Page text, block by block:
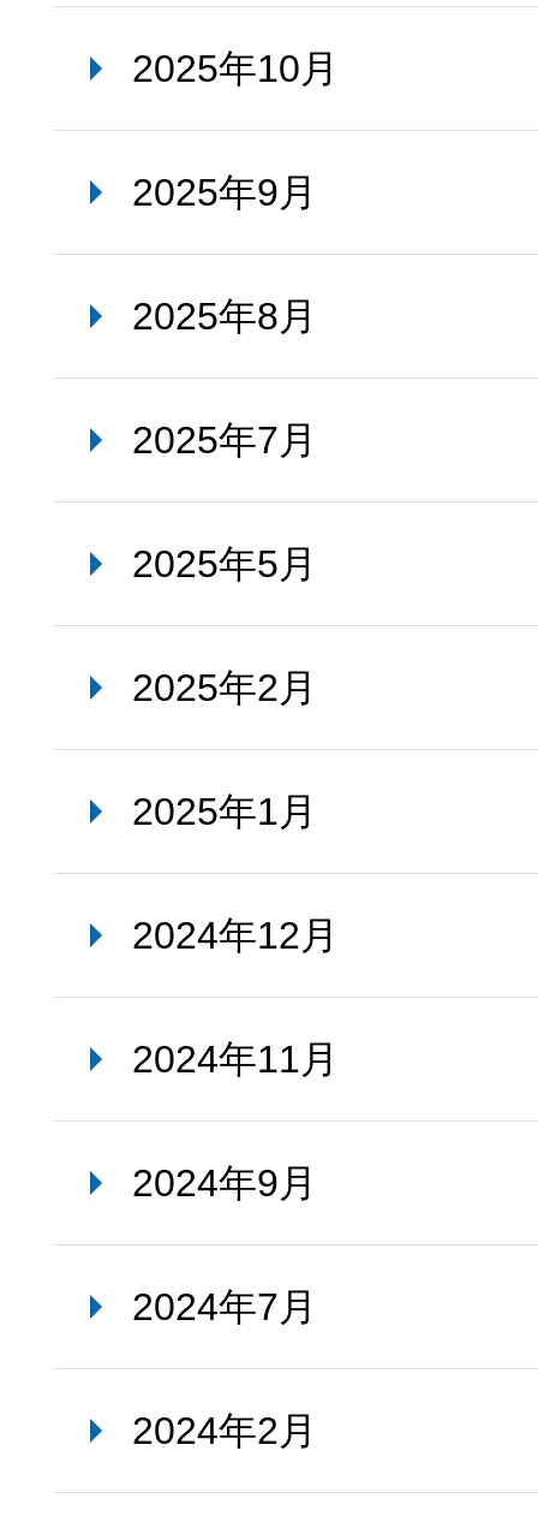
2025年10月
2025年9月
2025年8月
2025年7月
2025年5月
2025年2月
2025年1月
2024年12月
2024年11月
2024年9月
2024年7月
2024年2月